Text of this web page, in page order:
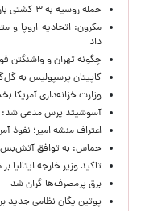
حمله روسیه به ۳ کشتی باری در دریای سیاه
مکرون: اتحادیه اروپا و
داد
چگونه تهران و واشنگتن
کاپیتان پرسپولیس به
وزارت خزانه‌داری آمریکا
آسوشیتد پرس مدعی شد:
اعتراف منشه امیر؛ نفوذ
حماس: به توافق آتش‌بس
تاکید وزیر خارجه
برق پرمصرف‌ها گران شد
پوتین یگان نظامی جدید